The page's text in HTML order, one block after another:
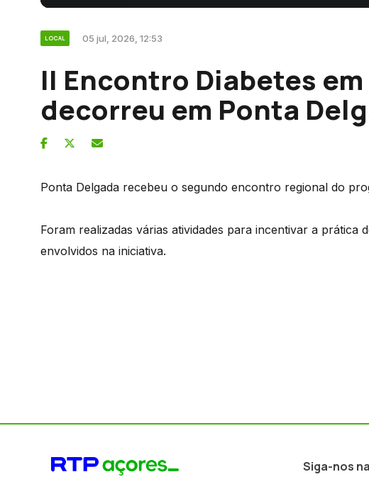
LOCAL 05 jul, 2026, 12:53
II Encontro Diabetes
decorreu em Ponta
Ponta Delgada recebeu o segundo encontro regional do
Foram realizadas várias atividades para incentivar a
envolvidos na iniciativa.
Siga-nos